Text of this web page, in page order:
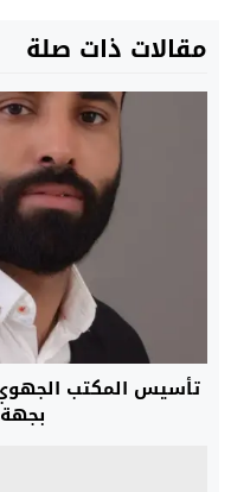
مقالات ذات صلة
تأسيس المكتب الجهوي